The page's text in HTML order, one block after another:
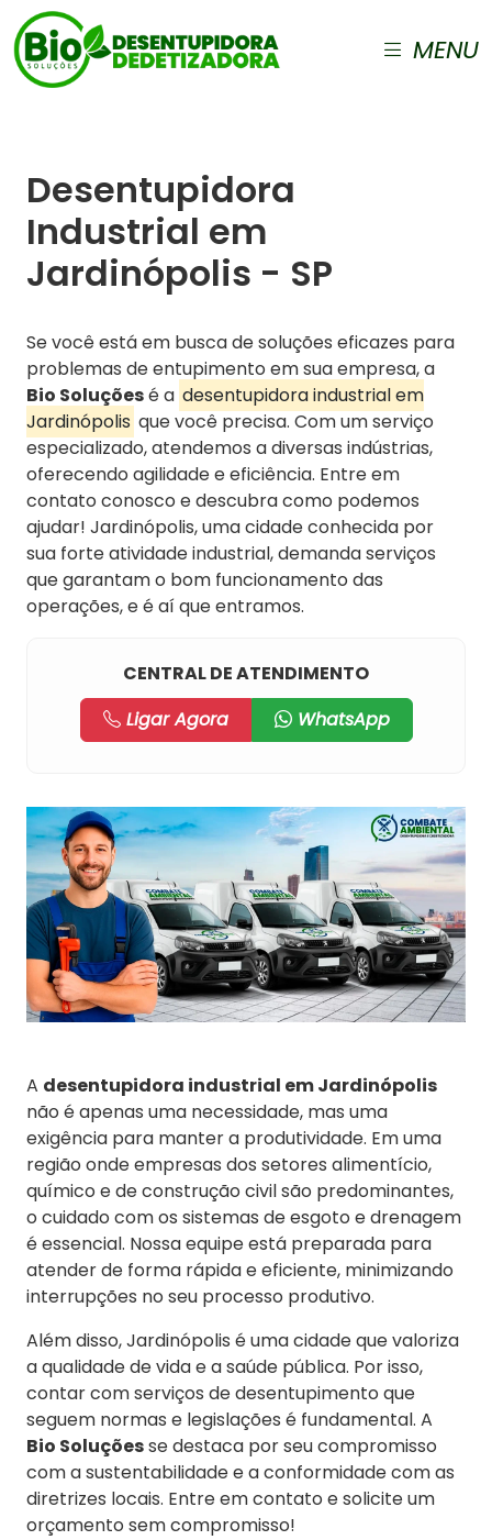
MENU
Desentupidora
Industrial em
Jardinópolis - SP
Se você está em busca de soluções eficazes para
problemas de entupimento em sua empresa, a
Bio Soluçõesé a desentupidora industrial em
Jardinópolis que você precisa. Com um serviço
especializado, atendemos a diversas indústrias,
oferecendo agilidade e eficiência. Entre em
contato conosco e descubra como podemos
ajudar! Jardinópolis, uma cidade conhecida por
sua forte atividade industrial, demanda serviços
que garantam o bom funcionamento das
operações, e é aí que entramos.
CENTRAL DE ATENDIMENTO
Ligar Agora
WhatsApp
A desentupidora industrial em Jardinópolis
não é apenas uma necessidade, mas uma
exigência para manter a produtividade. Em uma
região onde empresas dos setores alimentício,
químico e de construção civil são predominantes,
o cuidado com os sistemas de esgoto e drenagem
é essencial. Nossa equipe está preparada para
atender de forma rápida e eficiente, minimizando
interrupções no seu processo produtivo.
Além disso, Jardinópolis é uma cidade que valoriza
a qualidade de vida e a saúde pública. Por isso,
contar com serviços de desentupimento que
seguem normas e legislações é fundamental. A
Bio Soluçõesse destaca por seu compromisso
com a sustentabilidade e a conformidade com as
diretrizes locais. Entre em contato e solicite um
orçamento sem compromisso!